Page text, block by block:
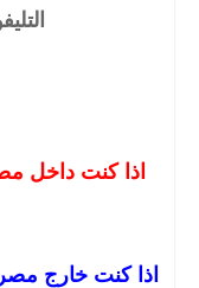
اذا كنت داخل
اذا كنت خارج